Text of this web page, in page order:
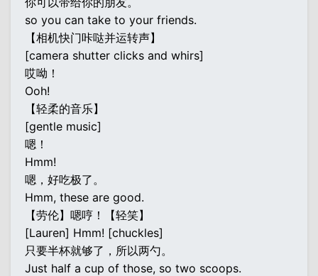
so you can take to your friends.
【相机快门咔哒并运转声】
[camera shutter clicks and whirs]
哎呦！
Ooh!
【轻柔的音乐】
[gentle music]
嗯！
Hmm!
嗯，好吃极了。
Hmm, these are good.
【劳伦】嗯哼！【轻笑】
[Lauren] Hmm! [chuckles]
只要半杯就够了，所以两勺。
Just half a cup of those, so two scoops.